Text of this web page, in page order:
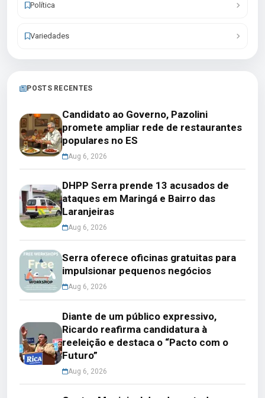
Política
Variedades
POSTS RECENTES
Candidato ao Governo, Pazolini
promete ampliar rede de restaurantes
populares no ES
Aug 6, 2026
DHPP Serra prende 13 acusados de
ataques em Maringá e Bairro das
Laranjeiras
Aug 6, 2026
Serra oferece oficinas gratuitas para
impulsionar pequenos negócios
Aug 6, 2026
Diante de um público expressivo,
Ricardo reafirma candidatura à
reeleição e destaca o “Pacto com o
Futuro”
Aug 6, 2026